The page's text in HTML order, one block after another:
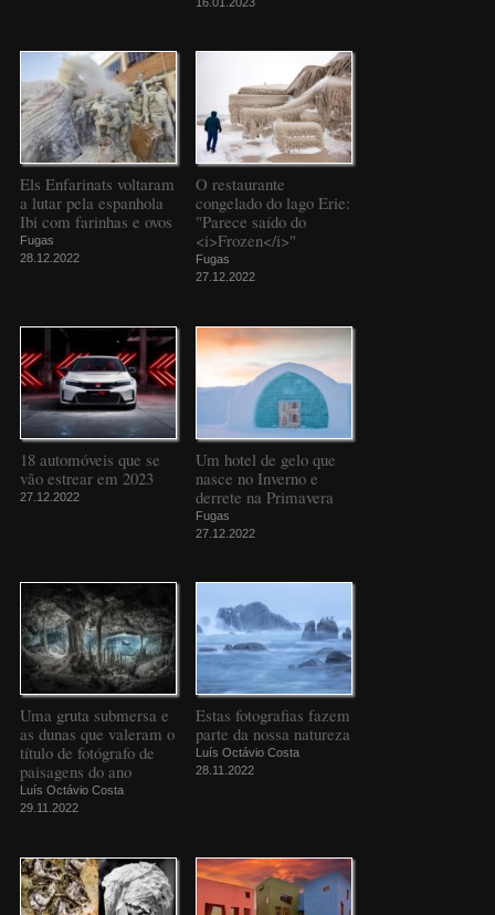
Els Enfarinats voltaram
a lutar pela espanhola
Ibi com farinhas e ovos
Fugas
28.12.2022
O restaurante
congelado do lago Erie:
"Parece saído do
<i>Frozen</i>"
Fugas
27.12.2022
18 automóveis que se
vão estrear em 2023
27.12.2022
Um hotel de gelo que
nasce no Inverno e
derrete na Primavera
Fugas
27.12.2022
Uma gruta submersa e
as dunas que valeram o
título de fotógrafo de
paisagens do ano
Luís Octávio Costa
29.11.2022
Estas fotografias fazem
parte da nossa natureza
Luís Octávio Costa
28.11.2022